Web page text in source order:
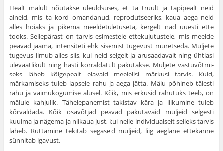
Healt mälult nõutakse üleüldsuses, et ta truult ja täpipealt neid
aineid, mis ta kord omandanud, reprodutseeriks, kaua aega neid
alles hoiaks ja pikema meeldetuletuseta, ker­gelt nad uuesti ette
tooks. Sellepärast on tarvis esimestele ettekujutustele, mis meelde
peavad jääma, intensiteti ehk sisemist tugevust muretseda. Muljete
tugevus ilmub alles siis, kui neid selgelt ja arusaadavalt ning ühtlasi
ülevaatlikult ning hästi korraldatult pakutakse. Muljete vastuvõtmi­
seks läheb kõigepealt elavaid meelelisi märkusi tarvis. Kuid,
märkamiseks tuleb lapsele rahu ja aega jätta. Mälu põhineb täiesti
rahu ja vaimukogumise alusel. Kõik, mis erkusid rahutuks teeb, on
mälule kahjulik. Tähelepanemist takistav kära ja liikumine tuleb
kõrvaldada. Kõik osavõtjad peavad pakutavaid muljeid selgesti
kuulma ja nägema ja niikaua just, kui neile individualselt selleks tarvis
läheb. Ruttamine tekitab segaseid muljeid, liig aeglane ettekanne
sünnitab igavust.